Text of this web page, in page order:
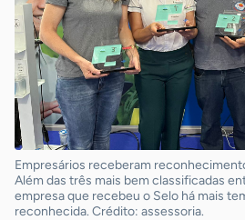
Empresários receberam
Além das três mais bem classificadas
empresa que recebeu o Selo há mais
reconhecida. Crédito: assessoria.